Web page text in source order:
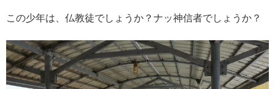
この少年は、仏教徒でしょうか？ナッ神信者でしょうか？